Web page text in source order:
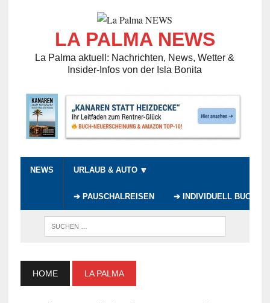
LA PALMA NEWS
La Palma aktuell: Nachrichten, News, Wetter &
Insider-Infos von der Isla Bonita
NEWS URLAUB & AUTO 🔽
➔ PAUSCHALREISEN ➔ INDIVIDUELL BUCHEN
HOME LA PALMA